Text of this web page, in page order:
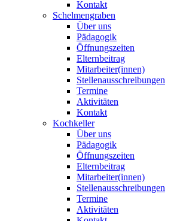
Kontakt
Schelmengraben
Über uns
Pädagogik
Öffnungszeiten
Elternbeitrag
Mitarbeiter(innen)
Stellenausschreibungen
Termine
Aktivitäten
Kontakt
Kochkeller
Über uns
Pädagogik
Öffnungszeiten
Elternbeitrag
Mitarbeiter(innen)
Stellenausschreibungen
Termine
Aktivitäten